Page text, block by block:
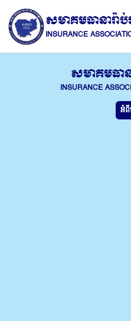
សមាគមធានារ៉ាប់
INSURANCE
សមាគមធាន
INSURANCE
អំ